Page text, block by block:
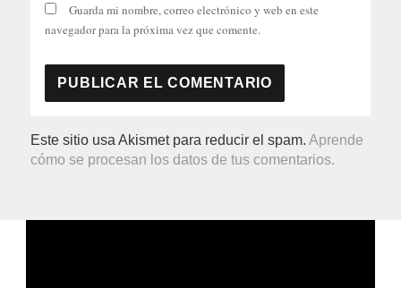
Guarda mi nombre, correo electrónico y web en este
navegador para la próxima vez que comente.
Este sitio usa Akismet para reducir el spam.Aprende
cómo se procesan los datos de tus comentarios.